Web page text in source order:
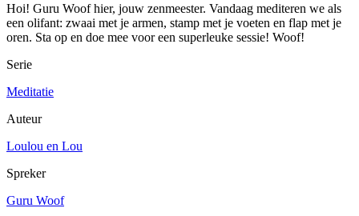
Hoi! Guru Woof hier, jouw zenmeester. Vandaag mediteren we als
een olifant: zwaai met je armen, stamp met je voeten en flap met je
oren. Sta op en doe mee voor een superleuke sessie! Woof!
Serie
Meditatie
Auteur
Loulou en Lou
Spreker
Guru Woof